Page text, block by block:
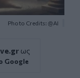
Photo Credits: @AI
ως
Google